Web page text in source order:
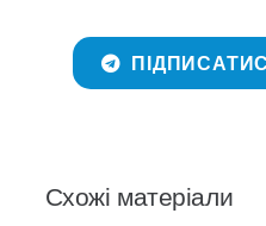
Схожі матеріали